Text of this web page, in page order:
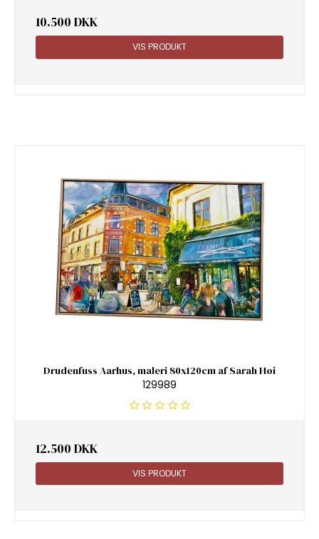
10.500 DKK
VIS PRODUKT
Drudenfuss Aarhus, maleri 80x120cm af Sarah Høi
129989
12.500 DKK
VIS PRODUKT